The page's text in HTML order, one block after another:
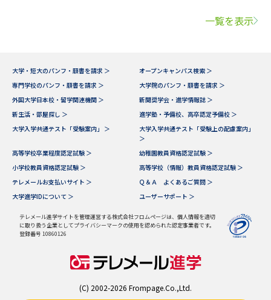
一覧を表示
大学・短大のパンフ・願書を請求 ＞
オープンキャンパス検索 ＞
専門学校のパンフ・願書を請求 ＞
大学院のパンフ・願書を請求 ＞
外国大学日本校・留学関連機関 ＞
新聞奨学会・進学情報誌 ＞
新生活・部屋探し ＞
進学塾・予備校、高卒認定予備校 ＞
大学入学共通テスト「受験案内」 ＞
大学入学共通テスト「受験上の配慮案内」
＞
高等学校卒業程度認定試験 ＞
幼稚園教員資格認定試験 ＞
小学校教員資格認定試験 ＞
高等学校（情報）教員資格認定試験 ＞
テレメールお支払いサイト ＞
Ｑ＆Ａ よくあるご質問 ＞
大学進学IDについて ＞
ユーザーサポート ＞
テレメール進学サイトを管理運営する株式会社フロムページは、個人情報を適切
に取り扱う企業としてプライバシーマークの使用を認められた認定事業者です。
登録番号 10860126
(C) 2002-2026 Frompage.Co.,Ltd.